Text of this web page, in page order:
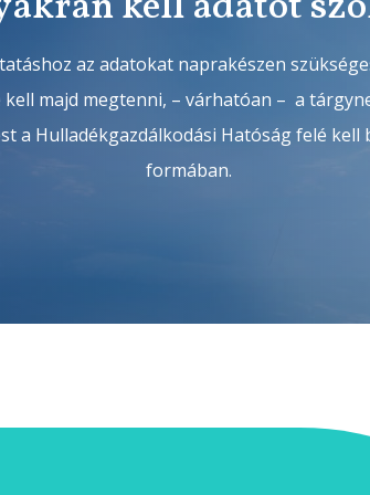
az adatokat naprakészen
majd megtenni, – várhatóan – a
a Hulladékgazdálkodási Hatóság felé
formában.